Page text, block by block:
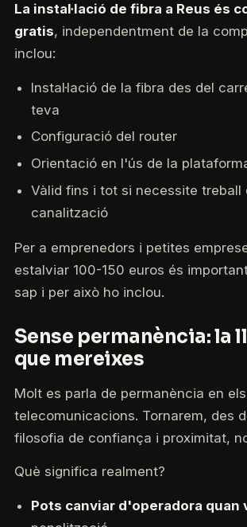
La instal·lació de fibra a Reus és
gratis, independentment de la
inclou:
Instal·lació de la fibra des del
teva
Configuració del router
Orientació en l'ús de la
Vàlid fins i tot si necessite treball
canalització
Per a emprenedors i petites
estalviar 100-150 euros és
sap i per això ho inclou.
Sense permanència: la
que mereixes
Molt es parla de permanència en
telecomunicacions. Tornarem, des
filosofia de confiança i proximitat,
Què significa realment?
Pots canviar d'operadora quan